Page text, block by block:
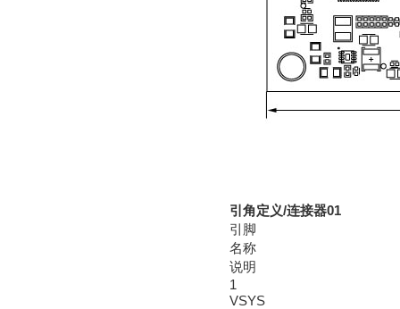
引角定义/连接器01
引脚
名称
说明
1
VSYS